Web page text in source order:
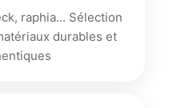
raphia... Sélection
durables et